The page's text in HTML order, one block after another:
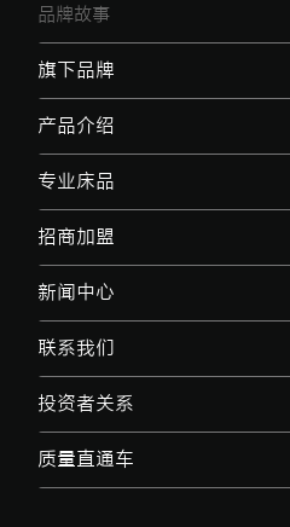
品牌故事
旗下品牌
产品介绍
专业床品
招商加盟
新闻中心
联系我们
投资者关系
质量直通车